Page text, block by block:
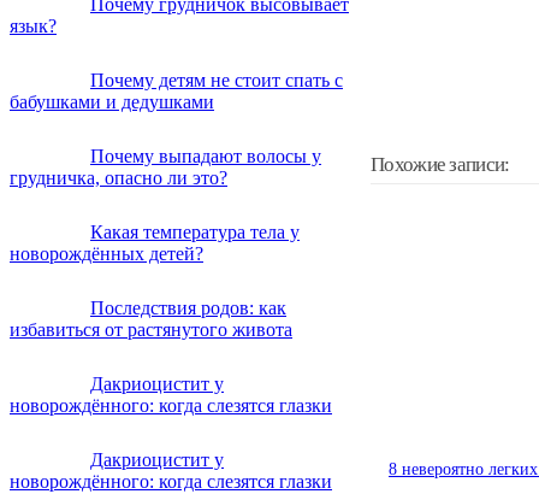
Почему грудничок высовывает
язык?
Почему детям не стоит спать с
бабушками и дедушками
Почему выпадают волосы у
грудничка, опасно ли это?
Какая температура тела у
новорождённых детей?
Последствия родов: как
избавиться от растянутого живота
Дакриоцистит у
новорождённого: когда слезятся глазки
Дакриоцистит у
новорождённого: когда слезятся глазки
Похожие записи:
8 невероятно